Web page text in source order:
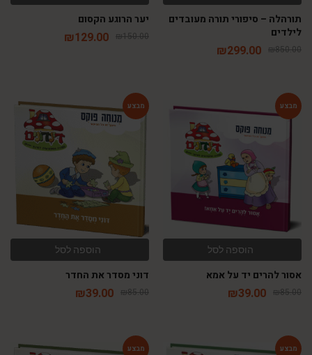
תורהלה – סיפורי תורה מעובדים
לילדים
₪850.00
₪299.00
יער הרוגע הקסום
₪150.00
₪129.00
הוספה לסל
אסור להרים יד על אמא
₪85.00
₪39.00
הוספה לסל
דוני מסדר את החדר
₪85.00
₪39.00